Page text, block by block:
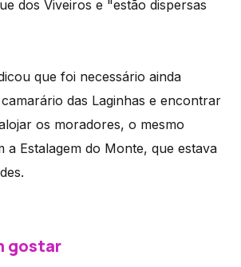
dos Viveiros e "estão dispersas
que foi necessário ainda
das Laginhas e encontrar
os moradores, o mesmo
a Estalagem do Monte, que estava
gostar